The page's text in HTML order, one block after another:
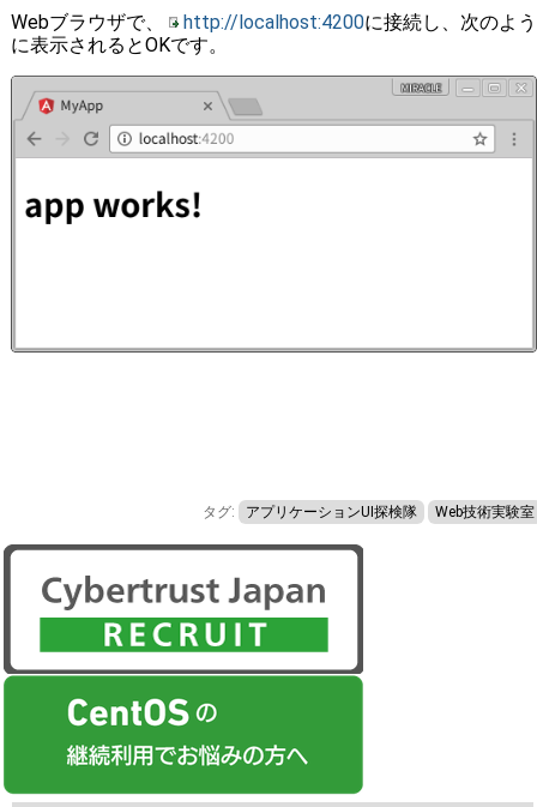
Webブラウザで、 http://localhost:4200に接続し、次のよう
に表示されるとOKです。
タグ: アプリケーションUI探検隊 Web技術実験室